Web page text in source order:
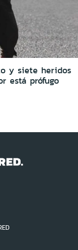
y siete heridos
está prófugo